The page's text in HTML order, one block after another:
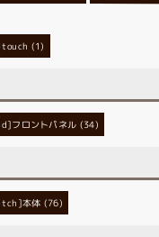
(1)
フロントパネル(34)
本体 (76)